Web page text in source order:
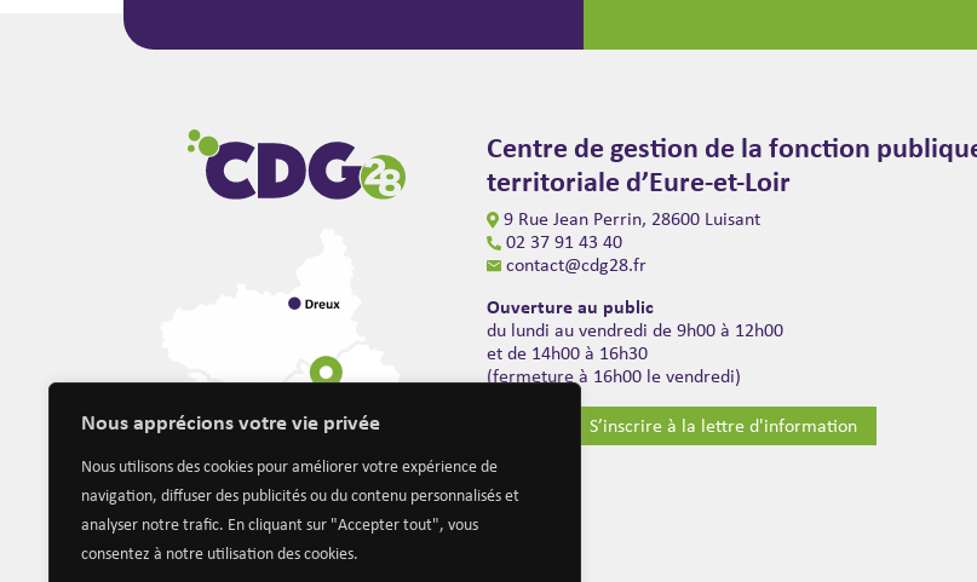
Nous apprécions votre vie privée
Nous utilisons des cookies pour améliorer votre expérience de
navigation, diffuser des publicités ou du contenu personnalisés et
analyser notre trafic. En cliquant sur "Accepter tout", vous
consentez à notre utilisation des cookies.
Centre de gestion de la fonction
territoriale d’Eure-et-Loir
9 Rue Jean Perrin, 28600 Luisant
02 37 91 43 40
contact@cdg28.fr
Ouverture au public
du lundi au vendredi de 9h00 à 12h00
et de 14h00 à 16h30
(fermeture à 16h00 le vendredi)
S’inscrire à la lettre d'information